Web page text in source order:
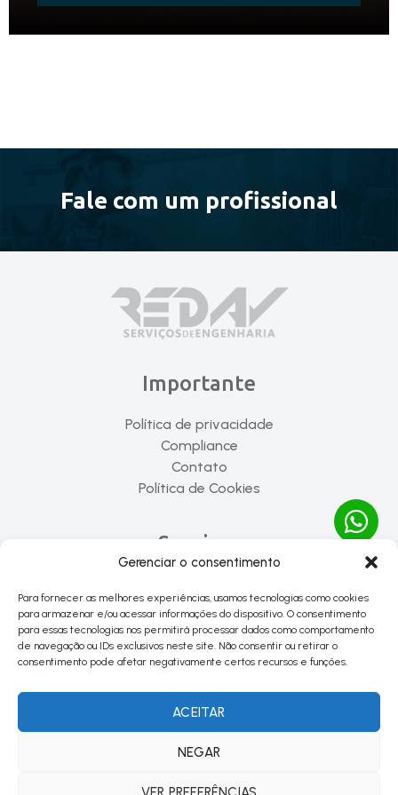
Gerenciar o consentimento
Para fornecer as melhores experiências, usamos tecnologias como cookies
para armazenar e/ou acessar informações do dispositivo. O consentimento
para essas tecnologias nos permitirá processar dados como comportamento
de navegação ou IDs exclusivos neste site. Não consentir ou retirar o
consentimento pode afetar negativamente certos recursos e funções.
ACEITAR
NEGAR
Fale com um profissional
Importante
Política de privacidade
Compliance
Contato
Política de Cookies
Serviços
Gerenciamento e Consultoria
Ensaios em Fundações
Desenvolvido por
LinkedinYoutube